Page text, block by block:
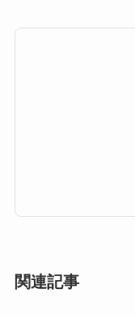
関連記事